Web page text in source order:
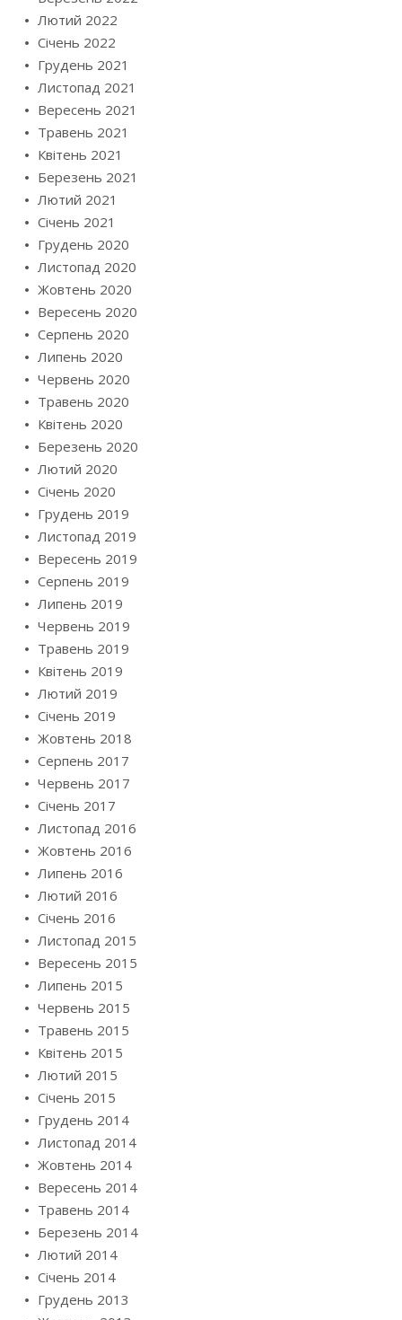
Лютий 2022
Січень 2022
Грудень 2021
Листопад 2021
Вересень 2021
Травень 2021
Квітень 2021
Березень 2021
Лютий 2021
Січень 2021
Грудень 2020
Листопад 2020
Жовтень 2020
Вересень 2020
Серпень 2020
Липень 2020
Червень 2020
Травень 2020
Квітень 2020
Березень 2020
Лютий 2020
Січень 2020
Грудень 2019
Листопад 2019
Вересень 2019
Серпень 2019
Липень 2019
Червень 2019
Травень 2019
Квітень 2019
Лютий 2019
Січень 2019
Жовтень 2018
Серпень 2017
Червень 2017
Січень 2017
Листопад 2016
Жовтень 2016
Липень 2016
Лютий 2016
Січень 2016
Листопад 2015
Вересень 2015
Липень 2015
Червень 2015
Травень 2015
Квітень 2015
Лютий 2015
Січень 2015
Грудень 2014
Листопад 2014
Жовтень 2014
Вересень 2014
Травень 2014
Березень 2014
Лютий 2014
Січень 2014
Грудень 2013